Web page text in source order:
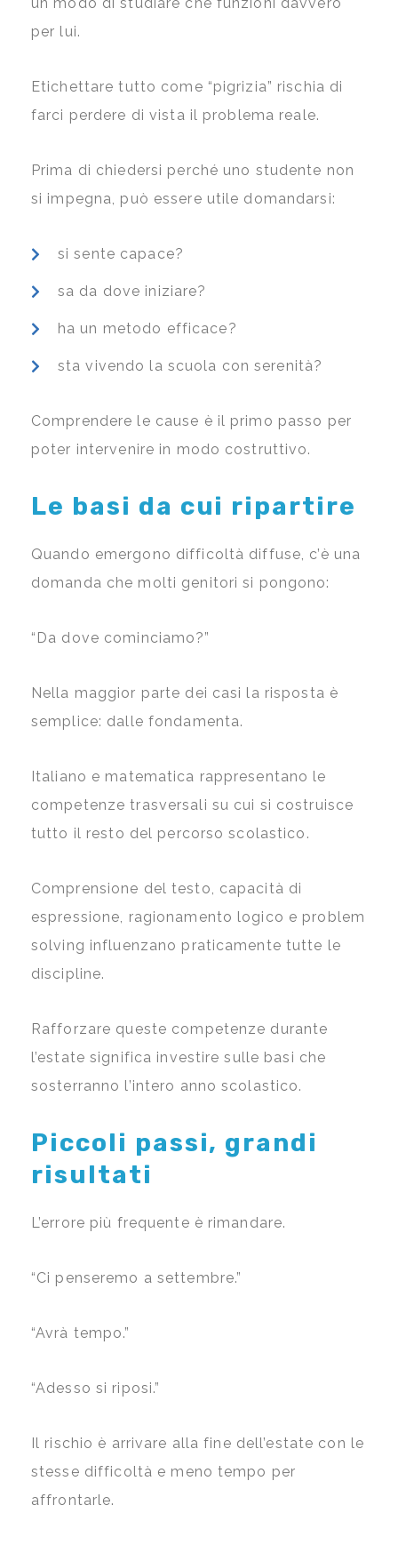
per lui.
Etichettare tutto come “pigrizia” rischia di
farci perdere di vista il problema reale.
Prima di chiedersi perché uno studente non
si impegna, può essere utile domandarsi:
si sente capace?
sa da dove iniziare?
ha un metodo efficace?
sta vivendo la scuola con serenità?
Comprendere le cause è il primo passo per
poter intervenire in modo costruttivo.
Le basi da cui ripartire
Quando emergono difficoltà diffuse, c’è una
domanda che molti genitori si pongono:
“Da dove cominciamo?”
Nella maggior parte dei casi la risposta è
semplice: dalle fondamenta.
Italiano e matematica rappresentano le
competenze trasversali su cui si costruisce
tutto il resto del percorso scolastico.
Comprensione del testo, capacità di
espressione, ragionamento logico e problem
solving influenzano praticamente tutte le
discipline.
Rafforzare queste competenze durante
l’estate significa investire sulle basi che
sosterranno l’intero anno scolastico.
Piccoli passi, grandi
risultati
L’errore più frequente è rimandare.
“Ci penseremo a settembre.”
“Avrà tempo.”
“Adesso si riposi.”
Il rischio è arrivare alla fine dell’estate con le
stesse difficoltà e meno tempo per
affrontarle.